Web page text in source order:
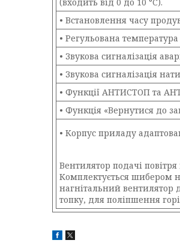
• Встановлення часу
• Регульована
• Звукова сигналізація
• Звукова сигналізація
• Функції АНТИСТОП та
• Функція «Вернутися до
• Корпус приладу
Вентилятор подачі
Комплектується шибером
нагнітальний вентилятор
топку, для поліпшення